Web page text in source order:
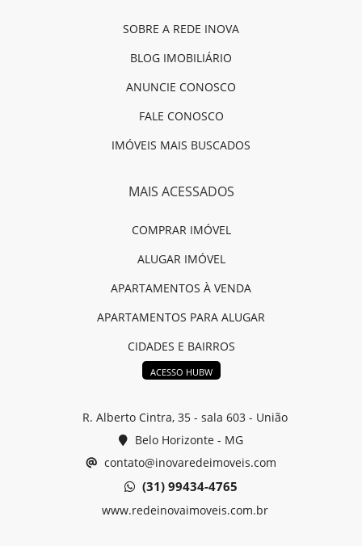
SOBRE A REDE INOVA
BLOG IMOBILIÁRIO
ANUNCIE CONOSCO
FALE CONOSCO
IMÓVEIS MAIS BUSCADOS
MAIS ACESSADOS
COMPRAR IMÓVEL
ALUGAR IMÓVEL
APARTAMENTOS À VENDA
APARTAMENTOS PARA ALUGAR
CIDADES E BAIRROS
ACESSO HUBW
R. Alberto Cintra, 35 - sala 603 - União
Belo Horizonte - MG
contato@inovaredeimoveis.com
(31) 99434-4765
www.redeinovaimoveis.com.br